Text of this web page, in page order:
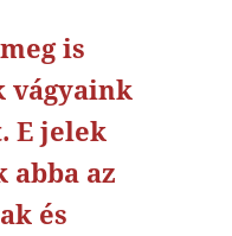
is
vágyaink
E jelek
abba az
és